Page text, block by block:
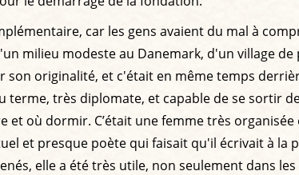
car les gens avaient du mal à
milieu modeste au Danemark, d'un village
son originalité, et c'était en même temps
très diplomate, et capable de se sortir
où dormir. C’était une femme très
et presque poète qui faisait qu'il écrivait à la
elle a été très utile, non seulement dans